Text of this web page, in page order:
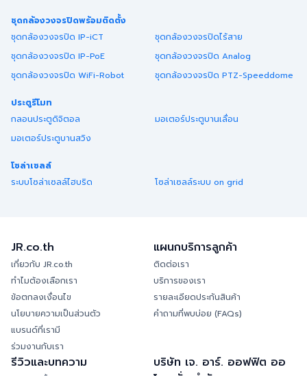
ชุดกล้องวงจรปิดพร้อมติดตั้ง
ชุดกล้องวงจรปิด IP-iCT
ชุดกล้องวงจรปิดไร้สาย
ชุดกล้องวงจรปิด IP-PoE
ชุดกล้องวงจรปิด Analog
ชุดกล้องวงจรปิด WiFi-Robot
ชุดกล้องวงจรปิด PTZ-Speeddome
ประตูรีโมท
กลอนประตูดิจิตอล
มอเตอร์ประตูบานเลื่อน
มอเตอร์ประตูบานสวิง
โซล่าเซลล์
ระบบโซล่าเซลล์ไฮบริด
โซล่าเซลล์ระบบ on grid
JR.co.th
เกี่ยวกับ JR.co.th
ทำไมต้องเลือกเรา
ข้อตกลงเงื่อนไข
นโยบายความเป็นส่วนตัว
แบรนด์ที่เรามี
ร่วมงานกับเรา
แผนกบริการลูกค้า
ติดต่อเรา
บริการของเรา
รายละเอียดประกันสินค้า
คำถามที่พบบ่อย (FAQs)
รีวิวและบทความ
บริษัท เจ. อาร์. ออฟฟิต ออ